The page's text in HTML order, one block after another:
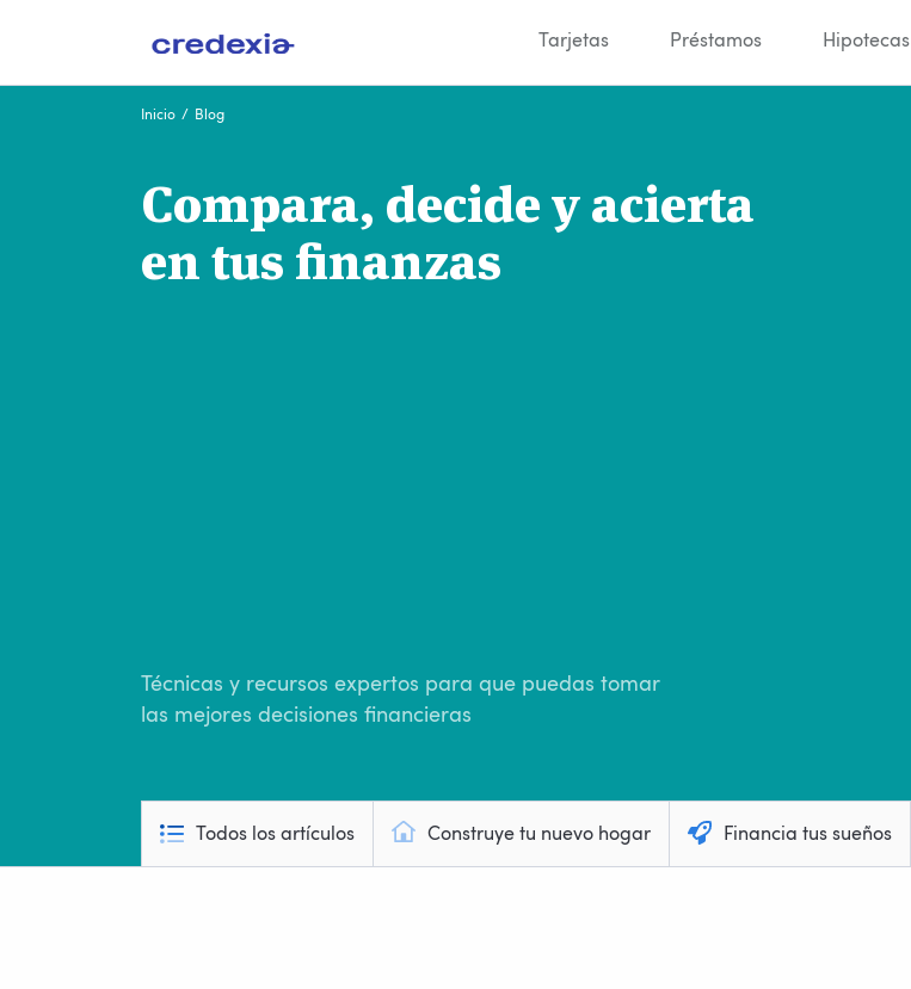
Tarjetas Préstamos Hipotecas
Inicio / Blog
Compara, decide y acierta
en tus finanzas
Técnicas y recursos expertos para que puedas tomar
las mejores decisiones financieras
Todos los artículos Construye tu nuevo hogar Financia tus sueños